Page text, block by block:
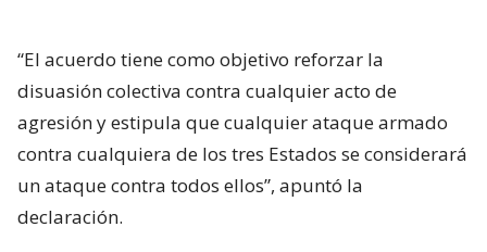
“El acuerdo tiene como objetivo reforzar la
disuasión colectiva contra cualquier acto de
agresión y estipula que cualquier ataque armado
contra cualquiera de los tres Estados se considerará
un ataque contra todos ellos”, apuntó la
declaración.